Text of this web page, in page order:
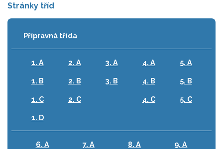
Stránky tříd
Přípravná třída
1. A
1. B
1. C
1. D
2. A
2. B
2. C
3. A
3. B
4. A
4. B
4. C
5. A
5. B
5. C
6. A 7. A 8. A 9. A